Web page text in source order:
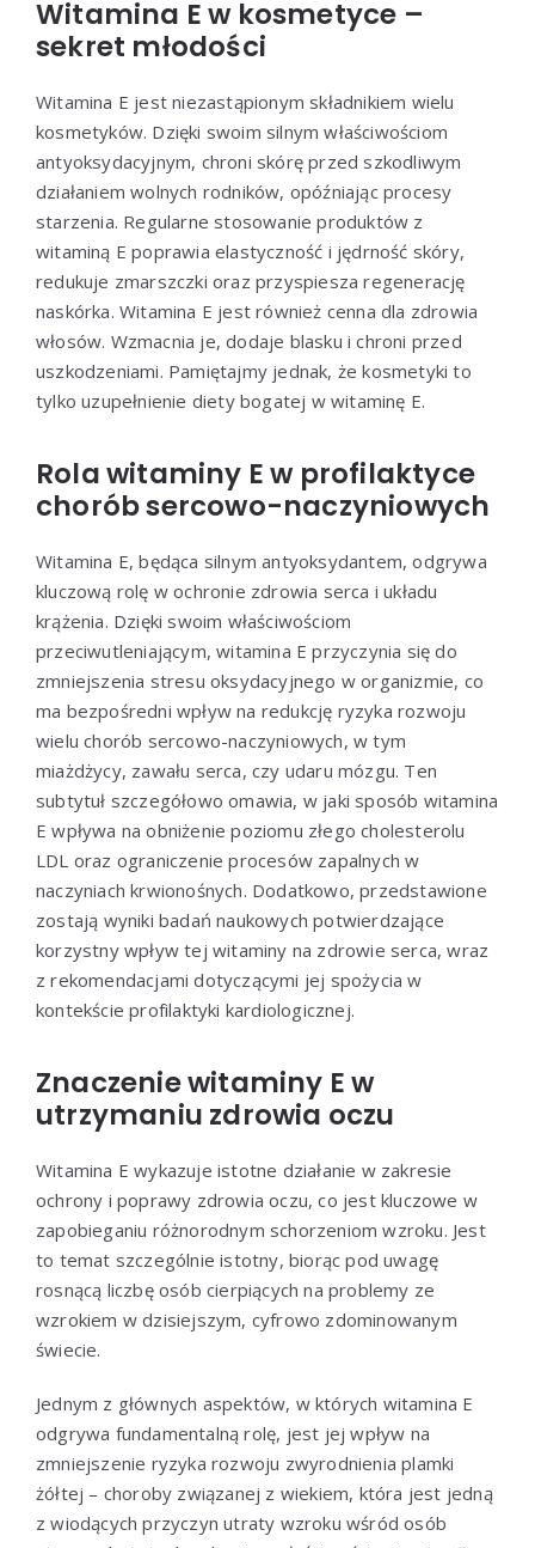
Witamina E w kosmetyce –
sekret młodości
Witamina E jest niezastąpionym składnikiem wielu
kosmetyków. Dzięki swoim silnym właściwościom
antyoksydacyjnym, chroni skórę przed szkodliwym
działaniem wolnych rodników, opóźniając procesy
starzenia. Regularne stosowanie produktów z
witaminą E poprawia elastyczność i jędrność skóry,
redukuje zmarszczki oraz przyspiesza regenerację
naskórka. Witamina E jest również cenna dla zdrowia
włosów. Wzmacnia je, dodaje blasku i chroni przed
uszkodzeniami. Pamiętajmy jednak, że kosmetyki to
tylko uzupełnienie diety bogatej w witaminę E.
Rola witaminy E w profilaktyce
chorób sercowo-naczyniowych
Witamina E, będąca silnym antyoksydantem, odgrywa
kluczową rolę w ochronie zdrowia serca i układu
krążenia. Dzięki swoim właściwościom
przeciwutleniającym, witamina E przyczynia się do
zmniejszenia stresu oksydacyjnego w organizmie, co
ma bezpośredni wpływ na redukcję ryzyka rozwoju
wielu chorób sercowo-naczyniowych, w tym
miażdżycy, zawału serca, czy udaru mózgu. Ten
subtytuł szczegółowo omawia, w jaki sposób witamina
E wpływa na obniżenie poziomu złego cholesterolu
LDL oraz ograniczenie procesów zapalnych w
naczyniach krwionośnych. Dodatkowo, przedstawione
zostają wyniki badań naukowych potwierdzające
korzystny wpływ tej witaminy na zdrowie serca, wraz
z rekomendacjami dotyczącymi jej spożycia w
kontekście profilaktyki kardiologicznej.
Znaczenie witaminy E w
utrzymaniu zdrowia oczu
Witamina E wykazuje istotne działanie w zakresie
ochrony i poprawy zdrowia oczu, co jest kluczowe w
zapobieganiu różnorodnym schorzeniom wzroku. Jest
to temat szczególnie istotny, biorąc pod uwagę
rosnącą liczbę osób cierpiących na problemy ze
wzrokiem w dzisiejszym, cyfrowo zdominowanym
świecie.
Jednym z głównych aspektów, w których witamina E
odgrywa fundamentalną rolę, jest jej wpływ na
zmniejszenie ryzyka rozwoju zwyrodnienia plamki
żółtej – choroby związanej z wiekiem, która jest jedną
z wiodących przyczyn utraty wzroku wśród osób